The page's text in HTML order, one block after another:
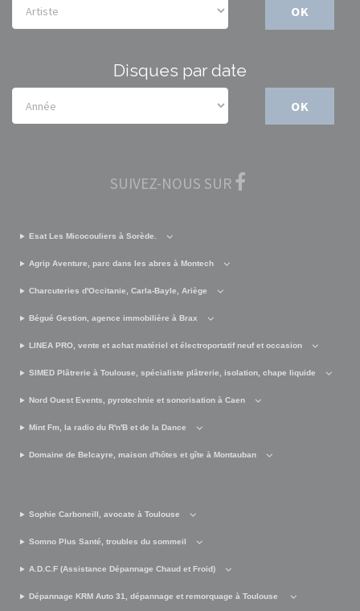
OK
Disques par date
OK
SUIVEZ-NOUS SUR
Esat Les Micocouliers à Sorède.
Agrip Aventure, parc dans les abres à Montech
Charcuteries d'Occitanie, Carla-Bayle, Ariège
Bégué Gestion, agence immobilière à Brax
LINEA PRO, vente et achat matériel et électroportatif neuf et occasion
SIMED Plâtrerie à Toulouse, spécialiste plâtrerie, isolation, chape liquide
Nord Ouest Events, pyrotechnie et sonorisation à Caen
Mint Fm, la radio du R'n'B et de la Dance
Domaine de Belcayre, maison d'hôtes et gîte à Montauban
Sophie Carboneill, avocate à Toulouse
Somno Plus Santé, troubles du sommeil
A.D.C.F (Assistance Dépannage Chaud et Froid)
Dépannage KRM Auto 31, dépannage et remorquage à Toulouse